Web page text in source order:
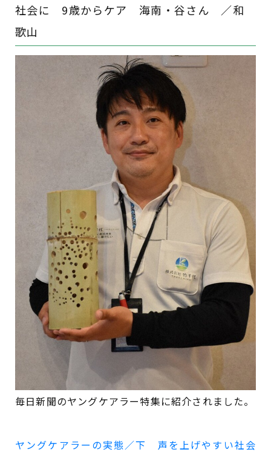
社会に 9歳からケア 海南・谷さん ／和
歌山
毎日新聞のヤングケアラー特集に紹介されました。
ヤングケアラーの実態／下 声を上げやすい社会